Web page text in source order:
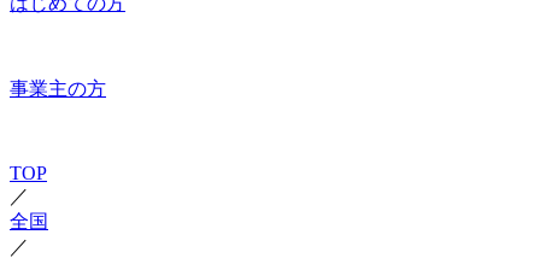
事業主の方
TOP
／
全国
／